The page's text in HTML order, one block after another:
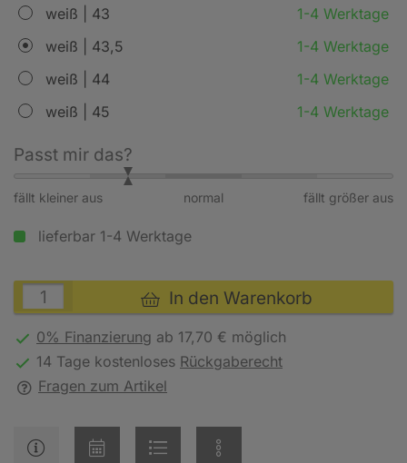
weiß | 43
1-4 Werktage
weiß | 43,5
1-4 Werktage
weiß | 44
1-4 Werktage
weiß | 45
1-4 Werktage
Passt mir das?
fällt kleiner aus fällt größer aus
normal
lieferbar 1-4 Werktage
In den Warenkorb
0% Finanzierung ab 17,70 € möglich
14 Tage kostenloses Rückgaberecht
Fragen zum Artikel